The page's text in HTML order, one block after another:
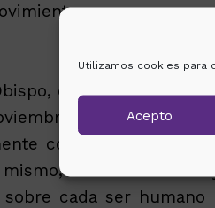
Utilizamos cookies para
Acepto
a sumarse a
quien presidió la
en la Catedral,
convocada por el
ha dado sentido
cada ser humano